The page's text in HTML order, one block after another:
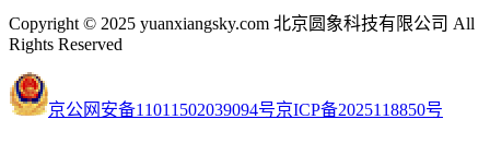
Copyright © 2025 yuanxiangsky.com 北京圆象科技有限公司 All
Rights Reserved
京公网安备11011502039094号京ICP备2025118850号